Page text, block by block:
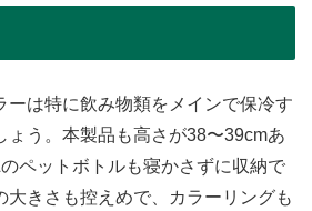
ーは特に飲み物類をメインで保冷す
ょう。本製品も高さが38〜39cmあ
ペットボトルも寝かさずに収納で
大きさも控えめで、カラーリングも